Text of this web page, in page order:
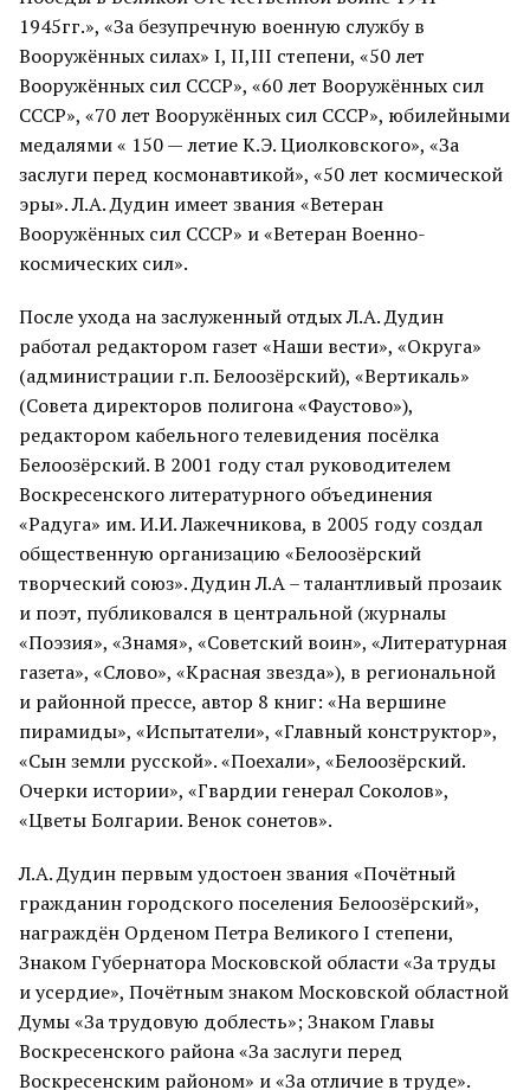
1945гг.», «За безупречную военную службу в
Вооружённых силах» I, II,III степени, «50 лет
Вооружённых сил СССР», «60 лет Вооружённых сил
СССР», «70 лет Вооружённых сил СССР», юбилейными
медалями « 150 — летие К.Э. Циолковского», «За
заслуги перед космонавтикой», «50 лет космической
эры». Л.А. Дудин имеет звания «Ветеран
Вооружённых сил СССР» и «Ветеран Военно-
космических сил».
После ухода на заслуженный отдых Л.А. Дудин
работал редактором газет «Наши вести», «Округа»
(администрации г.п. Белоозёрский), «Вертикаль»
(Совета директоров полигона «Фаустово»),
редактором кабельного телевидения посёлка
Белоозёрский. В 2001 году стал руководителем
Воскресенского литературного объединения
«Радуга» им. И.И. Лажечникова, в 2005 году создал
общественную организацию «Белоозёрский
творческий союз». Дудин Л.А – талантливый прозаик
и поэт, публиковался в центральной (журналы
«Поэзия», «Знамя», «Советский воин», «Литературная
газета», «Слово», «Красная звезда»), в региональной
и районной прессе, автор 8 книг: «На вершине
пирамиды», «Испытатели», «Главный конструктор»,
«Сын земли русской». «Поехали», «Белоозёрский.
Очерки истории», «Гвардии генерал Соколов»,
«Цветы Болгарии. Венок сонетов».
Л.А. Дудин первым удостоен звания «Почётный
гражданин городского поселения Белоозёрский»,
награждён Орденом Петра Великого I степени,
Знаком Губернатора Московской области «За труды
и усердие», Почётным знаком Московской областной
Думы «За трудовую доблесть»; Знаком Главы
Воскресенского района «За заслуги перед
Воскресенским районом» и «За отличие в труде».